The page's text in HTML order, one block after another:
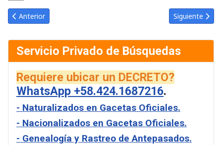
Link
Email
Artículo anterior: Gaceta Oficial de Venezuela #34637 del jueves
Anterior Artículo
Siguiente
Servicio Privado de Búsquedas
Requiere ubicar un DECRETO?
WhatsApp +58.424.1687216.
- Naturalizados en Gacetas Oficiales.
- Nacionalizados en Gacetas Oficiales.
- Genealogía y Rastreo de Antepasados.